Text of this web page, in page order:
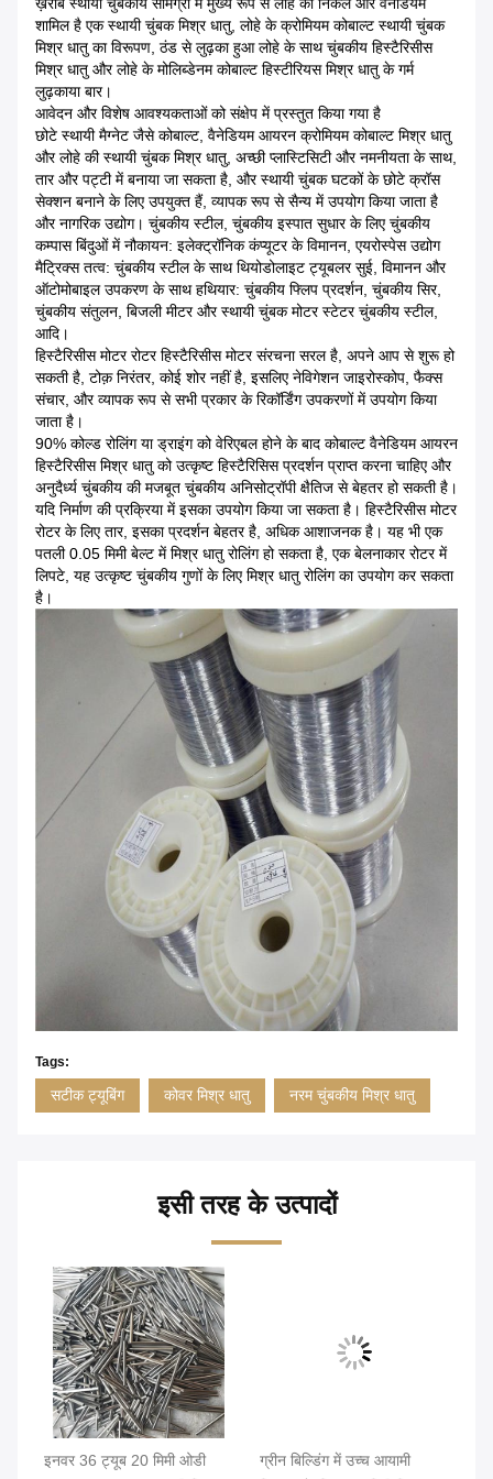
ख़राब स्थायी चुंबकीय सामग्री में मुख्य रूप से लोहे की निकेल और वैनेडियम
शामिल है एक स्थायी चुंबक मिश्र धातु, लोहे के क्रोमियम कोबाल्ट स्थायी चुंबक
मिश्र धातु का विरूपण, ठंड से लुढ़का हुआ लोहे के साथ चुंबकीय हिस्टैरिसीस
मिश्र धातु और लोहे के मोलिब्डेनम कोबाल्ट हिस्टीरियस मिश्र धातु के गर्म
लुढ़काया बार।
आवेदन और विशेष आवश्यकताओं को संक्षेप में प्रस्तुत किया गया है
छोटे स्थायी मैग्नेट जैसे कोबाल्ट, वैनेडियम आयरन क्रोमियम कोबाल्ट मिश्र धातु
और लोहे की स्थायी चुंबक मिश्र धातु, अच्छी प्लास्टिसिटी और नमनीयता के साथ,
तार और पट्टी में बनाया जा सकता है, और स्थायी चुंबक घटकों के छोटे क्रॉस
सेक्शन बनाने के लिए उपयुक्त हैं, व्यापक रूप से सैन्य में उपयोग किया जाता है
और नागरिक उद्योग। चुंबकीय स्टील, चुंबकीय इस्पात सुधार के लिए चुंबकीय
कम्पास बिंदुओं में नौकायन: इलेक्ट्रॉनिक कंप्यूटर के विमानन, एयरोस्पेस उद्योग
मैट्रिक्स तत्व: चुंबकीय स्टील के साथ थियोडोलाइट ट्यूबलर सुई, विमानन और
ऑटोमोबाइल उपकरण के साथ हथियार: चुंबकीय फ्लिप प्रदर्शन, चुंबकीय सिर,
चुंबकीय संतुलन, बिजली मीटर और स्थायी चुंबक मोटर स्टेटर चुंबकीय स्टील,
आदि।
हिस्टैरिसीस मोटर रोटर हिस्टैरिसीस मोटर संरचना सरल है, अपने आप से शुरू हो
सकती है, टोक़ निरंतर, कोई शोर नहीं है, इसलिए नेविगेशन जाइरोस्कोप, फैक्स
संचार, और व्यापक रूप से सभी प्रकार के रिकॉर्डिंग उपकरणों में उपयोग किया
जाता है।
90% कोल्ड रोलिंग या ड्राइंग को वेरिएबल होने के बाद कोबाल्ट वैनेडियम आयरन
हिस्टैरिसीस मिश्र धातु को उत्कृष्ट हिस्टैरिसिस प्रदर्शन प्राप्त करना चाहिए और
अनुदैर्ध्य चुंबकीय की मजबूत चुंबकीय अनिसोट्रॉपी क्षैतिज से बेहतर हो सकती है।
यदि निर्माण की प्रक्रिया में इसका उपयोग किया जा सकता है। हिस्टैरिसीस मोटर
रोटर के लिए तार, इसका प्रदर्शन बेहतर है, अधिक आशाजनक है। यह भी एक
पतली 0.05 मिमी बेल्ट में मिश्र धातु रोलिंग हो सकता है, एक बेलनाकार रोटर में
लिपटे, यह उत्कृष्ट चुंबकीय गुणों के लिए मिश्र धातु रोलिंग का उपयोग कर सकता
है।
Tags:
सटीक ट्यूबिंग कोवर मिश्र धातु नरम चुंबकीय मिश्र धातु
इसी तरह के उत्पादों
इनवर 36 ट्यूब 20 मिमी ओडी
ग्रीन बिल्डिंग में उच्च आयामी